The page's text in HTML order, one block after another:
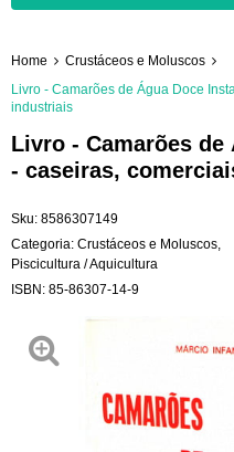
Home
Crustáceos e Moluscos
Livro - Camarões de Água Doce
industriais
Livro - Camarões de
- caseiras,
Sku: 8586307149
Categoria: Crustáceos e Moluscos
Piscicultura / Aquicultura
ISBN: 85-86307-14-9